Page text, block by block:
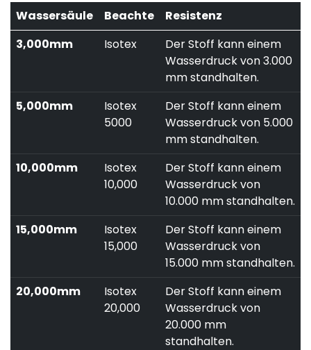
Wassersäule Beachte
Resistenz
3,000mm
Isotex
Der Stoff kann einem
Wasserdruck von 3.000
mm standhalten.
5,000mm
Isotex
5000
Der Stoff kann einem
Wasserdruck von 5.000
mm standhalten.
10,000mm
Isotex
10,000
Der Stoff kann einem
Wasserdruck von
10.000 mm standhalten.
15,000mm
Isotex
15,000
Der Stoff kann einem
Wasserdruck von
15.000 mm standhalten.
20,000mm
Isotex
20,000
Der Stoff kann einem
Wasserdruck von
20.000 mm
standhalten.